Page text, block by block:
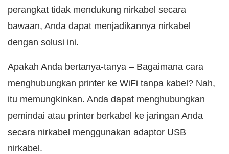
perangkat tidak mendukung nirkabel secara
bawaan, Anda dapat menjadikannya nirkabel
dengan solusi ini.
Apakah Anda bertanya-tanya – Bagaimana cara
menghubungkan printer ke WiFi tanpa kabel? Nah,
itu memungkinkan. Anda dapat menghubungkan
pemindai atau printer berkabel ke jaringan Anda
secara nirkabel menggunakan adaptor USB
nirkabel.